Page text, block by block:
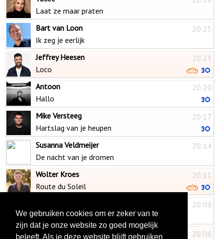
Laat ze maar praten
20:25
Bart van Loon
Ik zeg je eerlijk
20:23
Jeffrey Heesen
Loco
20:20
Antoon
Hallo
20:17
Mike Versteeg
Hartslag van je heupen
20:14
Susanna Veldmeijer
De nacht van je dromen
20:11
Wolter Kroes
Route du Soleil
20:09
Dromen
20:06
Ronnie van Bemmel
We gebruiken cookies om er zeker van te
zijn dat je onze website zo goed mogelijk
beleeft. Als je deze website blijft gebruiken